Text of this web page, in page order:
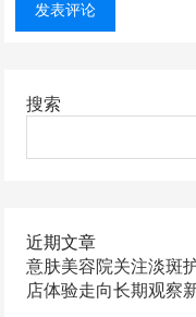
搜索
近期文章
意肤美容院关注淡斑
店体验走向长期观察